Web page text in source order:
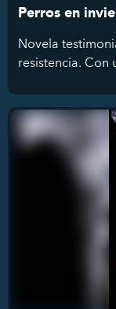
Perros en
Novela
resistencia. Con